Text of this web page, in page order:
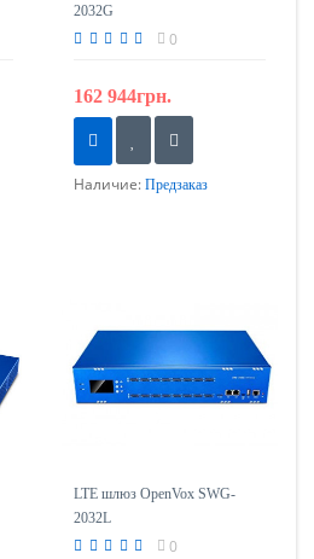
2032G
0
162 944грн.
Наличие: Предзаказ
LTE шлюз OpenVox SWG-
2032L
0